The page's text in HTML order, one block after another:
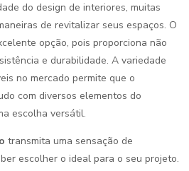
do design de interiores, muitas
de revitalizar seus espaços. O
opção, pois proporciona não
e durabilidade. A variedade
no mercado permite que o
com diversos elementos do
escolha versátil.
transmita uma sensação de
escolher o ideal para o seu projeto.